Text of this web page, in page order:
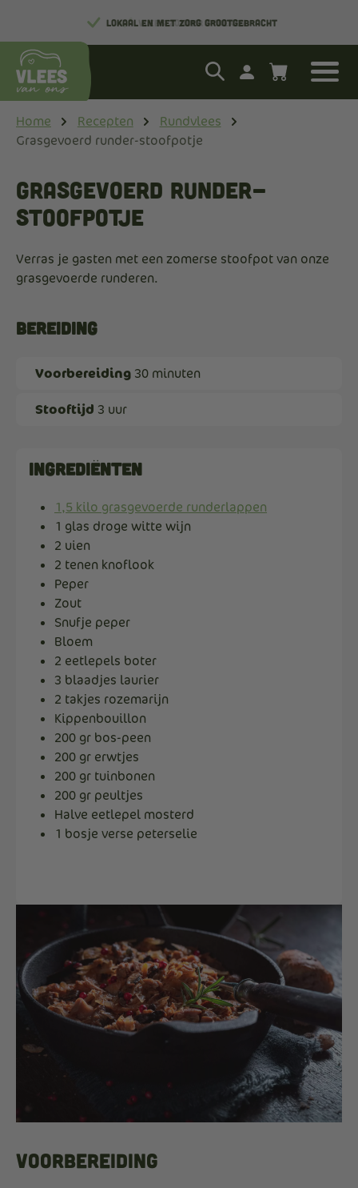
LOKAAL EN MET ZORG GROOTGEBRACHT
Home Recepten
Rundvlees
Grasgevoerd runder-stoofpotje
Grasgevoerd runder-
stoofpotje
Verras je gasten met een zomerse stoofpot van onze
grasgevoerde runderen.
Bereiding
Voorbereiding 30 minuten
Stooftijd 3 uur
Ingrediënten
1,5 kilo grasgevoerde runderlappen
1 glas droge witte wijn
2 uien
2 tenen knoflook
Peper
Zout
Snufje peper
Bloem
2 eetlepels boter
3 blaadjes laurier
2 takjes rozemarijn
Kippenbouillon
200 gr bos-peen
200 gr erwtjes
200 gr tuinbonen
200 gr peultjes
Halve eetlepel mosterd
1 bosje verse peterselie
Voorbereiding